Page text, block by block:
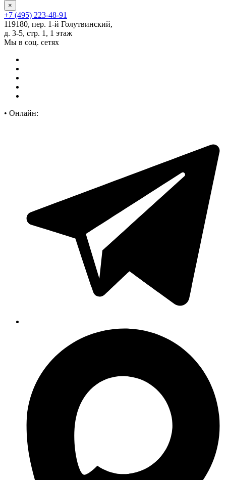
×
+7 (495) 223-48-91
119180, пер. 1-й Голутвинский,
д. 3-5, стр. 1, 1 этаж
Мы в соц. сетях
• Онлайн: